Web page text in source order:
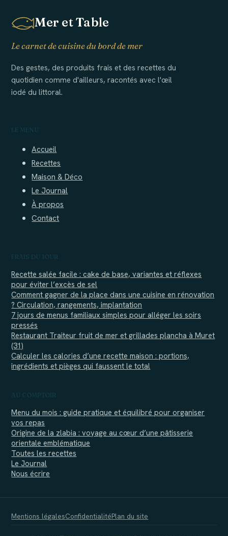
Mer et Table
Le carnet de cuisine du bord de mer
Des gestes, des produits frais et des recettes du
quotidien comme d'ailleurs, racontés avec l'œil
iodé du littoral.
Accueil
Recettes
Maison & Déco
Le Journal
À propos
Contact
Recette salée facile : cake de base, variantes et réflexes
pour éviter l’excès de sel
Comment gagner de la place dans une cuisine en rénovation
? Circulation, rangements, implantation
7 jours de menus familiaux simples pour alléger les soirs
pressés
Restaurant Traiteur fruit de mer et grillades plancha à Muret
(31)
Calculer les calories d’une recette maison : portions,
ingrédients et pièges qui faussent le total
Menu du mois : guide pratique et équilibré pour organiser
vos repas
Origine de la zlabia : voyage au cœur d’une pâtisserie
orientale emblématique
Toutes les recettes
Le Journal
Nous écrire
Mentions légalesConfidentialitéPlan du site